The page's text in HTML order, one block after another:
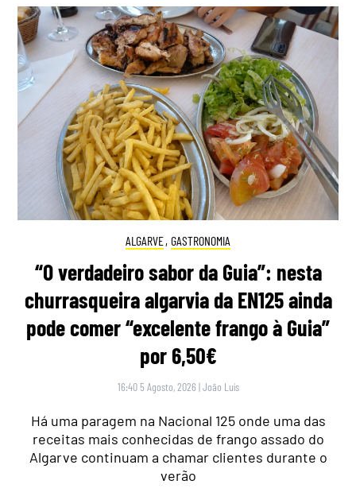
ALGARVE, GASTRONOMIA
“O verdadeiro sabor da Guia”: nesta
churrasqueira algarvia da EN125 ainda
pode comer “excelente frango à Guia”
por 6,50€
16:40 5 Agosto, 2026 |João Luís
Há uma paragem na Nacional 125 onde uma das
receitas mais conhecidas de frango assado do
Algarve continuam a chamar clientes durante o
verão